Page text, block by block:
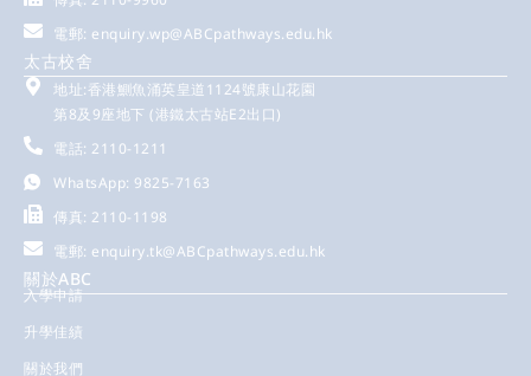
電郵: enquiry.wp@ABCpathways.edu.hk
太古校舍
地址:香港鰂魚涌英皇道1124號康山花園
第8及9座地下 (港鐵太古站E2出口)
電話: 2110-1211
WhatsApp: 9825-7163
傳真: 2110-1198
電郵: enquiry.tk@ABCpathways.edu.hk
關於ABC
入學申請
升學佳績
關於我們